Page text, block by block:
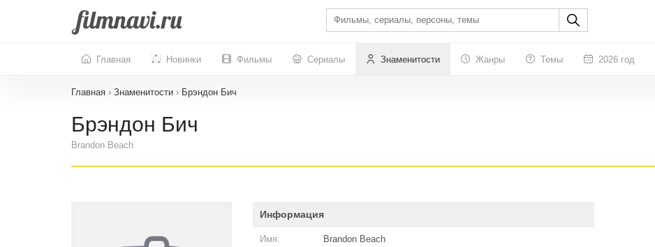
Главная Новинки Фильмы Сериалы Знаменитости Жанры Темы 2026 год
Главная › Знаменитости › Брэндон Бич
Брэндон Бич
Brandon Beach
Информация
Имя: Brandon Beach